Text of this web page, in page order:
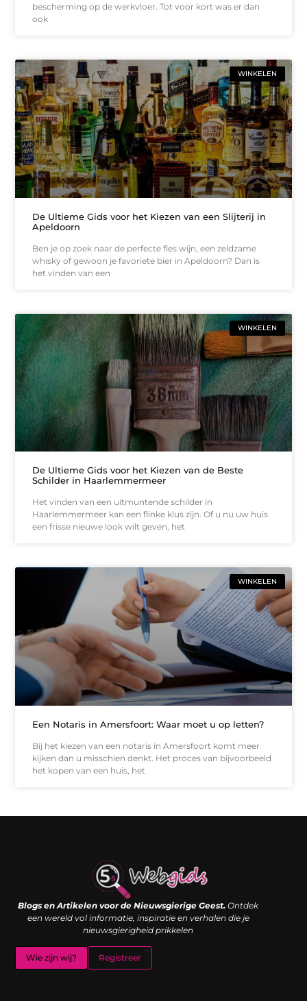
bescherming op de werkvloer. Tot voor kort was er dan
ook
WINKELEN
De Ultieme Gids voor het Kiezen van een Slijterij in
Apeldoorn
Ben je op zoek naar de perfecte fles wijn, een zeldzame
whisky of gewoon je favoriete bier in Apeldoorn? Dan is
het vinden van een
WINKELEN
De Ultieme Gids voor het Kiezen van de Beste
Schilder in Haarlemmermeer
Het vinden van een uitmuntende schilder in
Haarlemmermeer kan een flinke klus zijn. Of u nu uw huis
een frisse nieuwe look wilt geven, het
WINKELEN
Een Notaris in Amersfoort: Waar moet u op letten?
Bij het kiezen van een notaris in Amersfoort komt meer
kijken dan u misschien denkt. Het proces van bijvoorbeeld
het kopen van een huis, het
Blogs en Artikelen voor de Nieuwsgierige Geest. Ontdek
een wereld vol informatie, inspiratie en verhalen die je
nieuwsgierigheid prikkelen
Wie zijn wij? Registreer